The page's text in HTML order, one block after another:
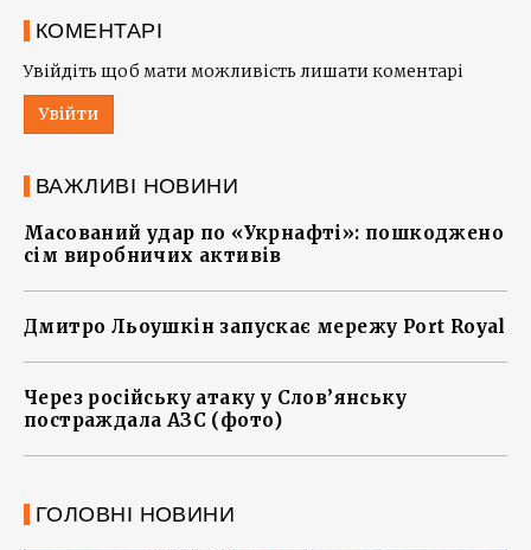
КОМЕНТАРІ
Увійдіть щоб мати можливість лишати коментарі
Увійти
ВАЖЛИВІ НОВИНИ
Масований удар по «Укрнафті»: пошкоджено
сім виробничих активів
Дмитро Льоушкін запускає мережу Port Royal
Через російську атаку у Слов’янську
постраждала АЗС (фото)
ГОЛОВНІ НОВИНИ